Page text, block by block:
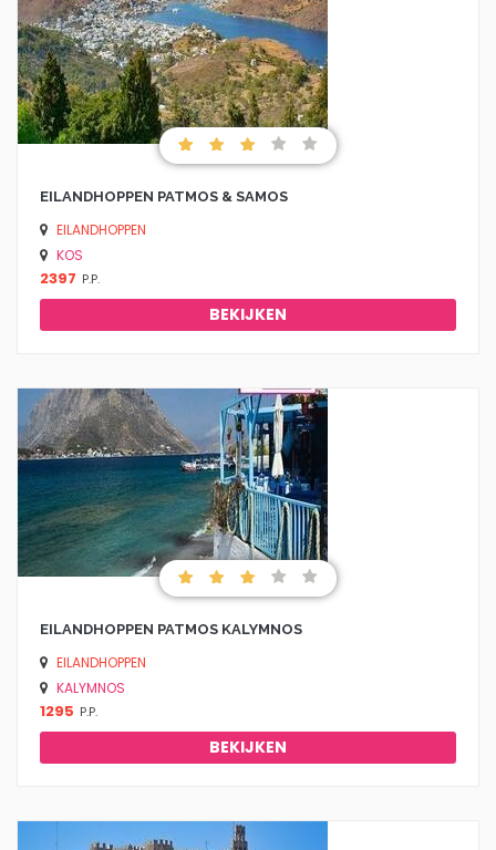
EILANDHOPPEN PATMOS & SAMOS
EILANDHOPPEN
KOS
2397 P.P.
BEKIJKEN
EILANDHOPPEN PATMOS KALYMNOS
EILANDHOPPEN
KALYMNOS
1295 P.P.
BEKIJKEN